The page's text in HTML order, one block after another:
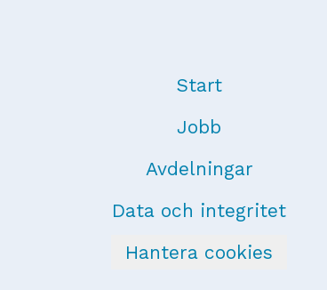
Start
Jobb
Avdelningar
Data och integritet
Hantera cookies